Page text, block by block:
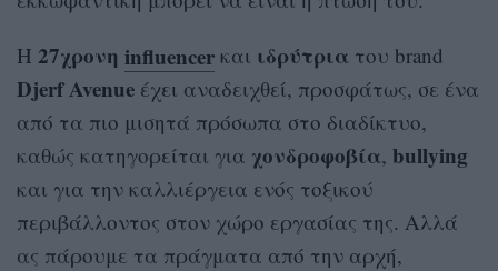
Η 27χρονη influencer και ιδρύτρια του brand
Djerf Avenue έχει αναδειχθεί, προσφάτως, σε ένα
από τα πιο μισητά πρόσωπα στο διαδίκτυο,
καθώς κατηγορείται για χονδροφοβία, bullying
και για την καλλιέργεια ενός τοξικού
περιβάλλοντος στον χώρο εργασίας της. Αλλά
ας πάρουμε τα πράγματα από την αρχή,